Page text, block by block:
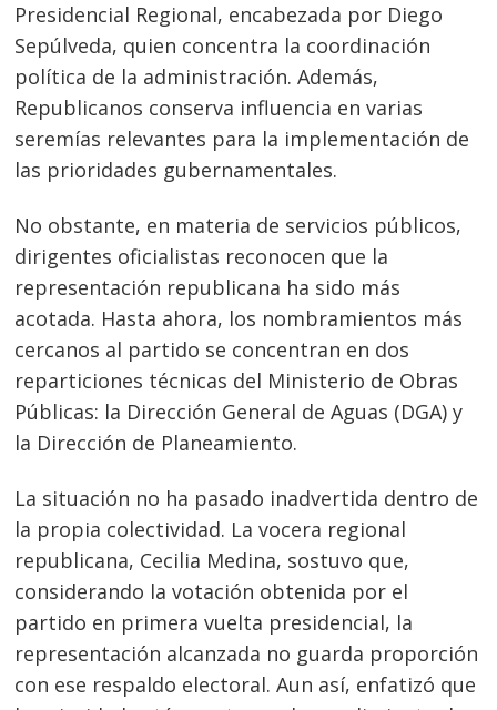
Presidencial Regional, encabezada por Diego
Sepúlveda, quien concentra la coordinación
política de la administración. Además,
Republicanos conserva influencia en varias
seremías relevantes para la implementación de
las prioridades gubernamentales.
No obstante, en materia de servicios públicos,
dirigentes oficialistas reconocen que la
representación republicana ha sido más
acotada. Hasta ahora, los nombramientos más
cercanos al partido se concentran en dos
reparticiones técnicas del Ministerio de Obras
Públicas: la Dirección General de Aguas (DGA) y
la Dirección de Planeamiento.
La situación no ha pasado inadvertida dentro de
la propia colectividad. La vocera regional
republicana, Cecilia Medina, sostuvo que,
considerando la votación obtenida por el
partido en primera vuelta presidencial, la
representación alcanzada no guarda proporción
con ese respaldo electoral. Aun así, enfatizó que
Navegación